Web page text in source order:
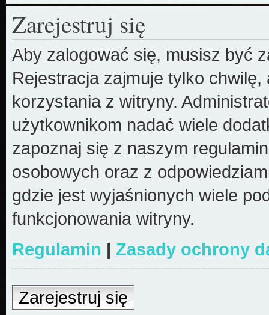
Zarejestruj się
Aby zalogować się, musisz być
Rejestracja zajmuje tylko
korzystania z witryny.
użytkownikom nadać wiele
zapoznaj się z naszym
osobowych oraz z
gdzie jest wyjaśnionych wiele
funkcjonowania witryny.
Regulamin | Zasady ochrony
Zarejestruj się